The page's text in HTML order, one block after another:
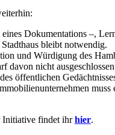
Dokumentations –,
bleibt notwendig.
und Würdigung des
davon nicht
öffentlichen
muss
Initiative findet ihrhier.